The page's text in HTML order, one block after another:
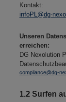
Kontakt:
infoPL@dg-
Unseren
erreichen:
DG Nexolution
compliance@dg-
1.2 Surfen